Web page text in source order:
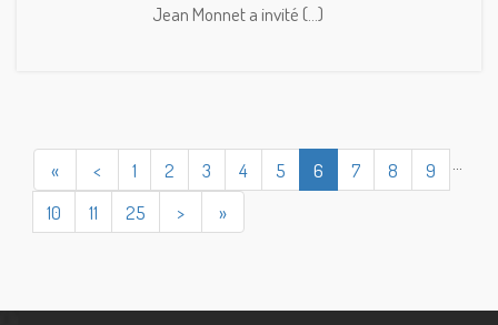
Jean Monnet a invité (...)
« < 1 2 3 4 5 6 7 8
9
10
11 25 > »